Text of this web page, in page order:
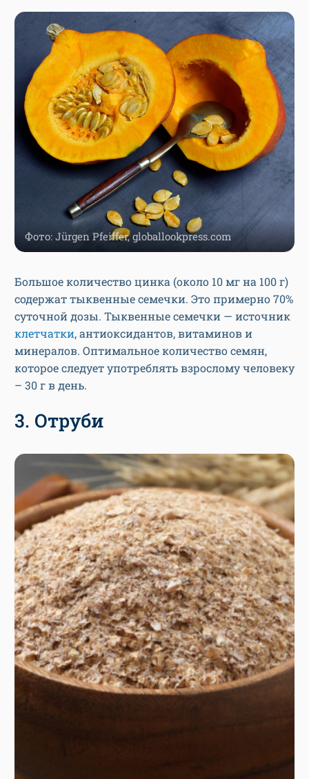
Фото: Jürgen Pfeiffer, globallookpress.com
Большое количество цинка (около 10 мг на 100 г)
содержат тыквенные семечки. Это примерно 70%
суточной дозы. Тыквенные семечки — источник
клетчатки, антиоксидантов, витаминов и
минералов. Оптимальное количество семян,
которое следует употреблять взрослому человеку
– 30 г в день.
3. Отруби